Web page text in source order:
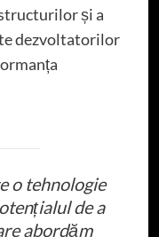
și a
dezvoltatorilor
o tehnologie
de a
abordăm